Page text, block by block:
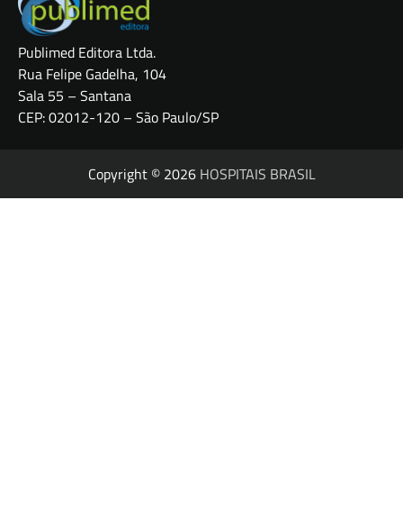
Publimed Editora Ltda.
Rua Felipe Gadelha, 104
Sala 55 – Santana
CEP: 02012-120 – São Paulo/SP
Copyright © 2026 HOSPITAIS BRASIL